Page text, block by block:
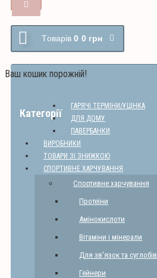
Tоварів 0 0 грн
Ваш кошик порожній!
Категорії
ГАРЯЧІ ТЕРМІНИ/УЦІНКА
ДЛЯ ДОМУ
ПАВЕРБАНКИ
ВИРОБНИКИ
ТОВАРИ ЗІ ЗНИЖКОЮ
СПОРТИВНЕ ХАРЧУВАННЯ
Спортивне харчування
Протеїни
Амінокислоти
Вітаміни і мінерали
Для зв'язок та суглобів
Гейнери